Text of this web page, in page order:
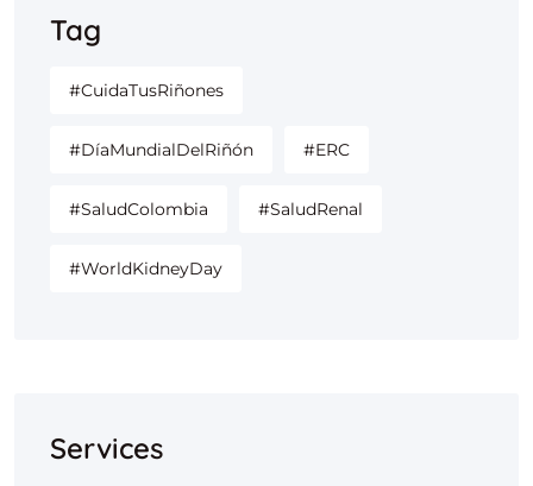
Tag
#CuidaTusRiñones
#DíaMundialDelRiñón #ERC
#SaludColombia #SaludRenal
#WorldKidneyDay
Services